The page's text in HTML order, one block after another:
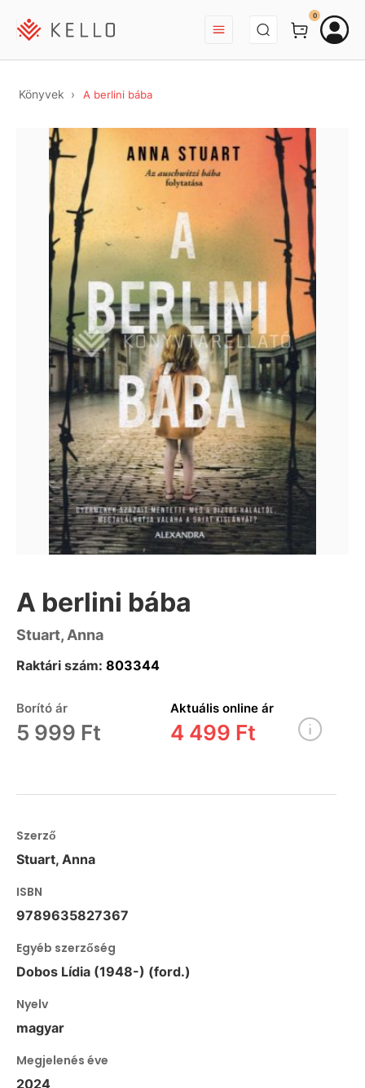
BEJELENTKEZÉS
0
Könyvek A berlini bába
A berlini bába
Stuart, Anna
Raktári szám: 803344
Borító ár
5 999 Ft
Aktuális online ár
4 499 Ft
Szerző
Stuart, Anna
ISBN
9789635827367
Egyéb szerzőség
Dobos Lídia (1948-) (ford.)
Nyelv
magyar
Megjelenés éve
2024